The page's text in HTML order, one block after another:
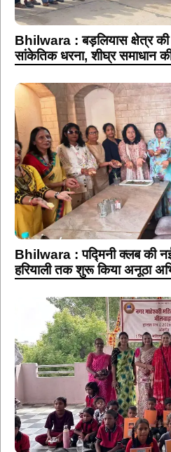
Bhilwara : बड़लियास क्षेत्र
सांकेतिक धरना, शीघ्र समाधान
Bhilwara : पद्मिनी क्लब की
हरियाली तक शुरू किया अनूठा